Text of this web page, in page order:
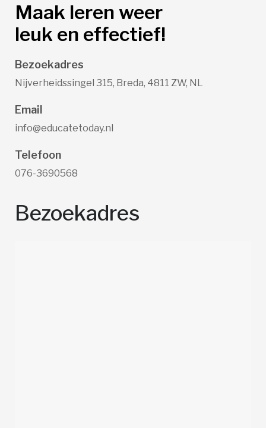
Maak leren weer
leuk en effectief!
Bezoekadres
Nijverheidssingel 315, Breda, 4811 ZW, NL
Email
info@educatetoday.nl
Telefoon
076-3690568
Bezoekadres